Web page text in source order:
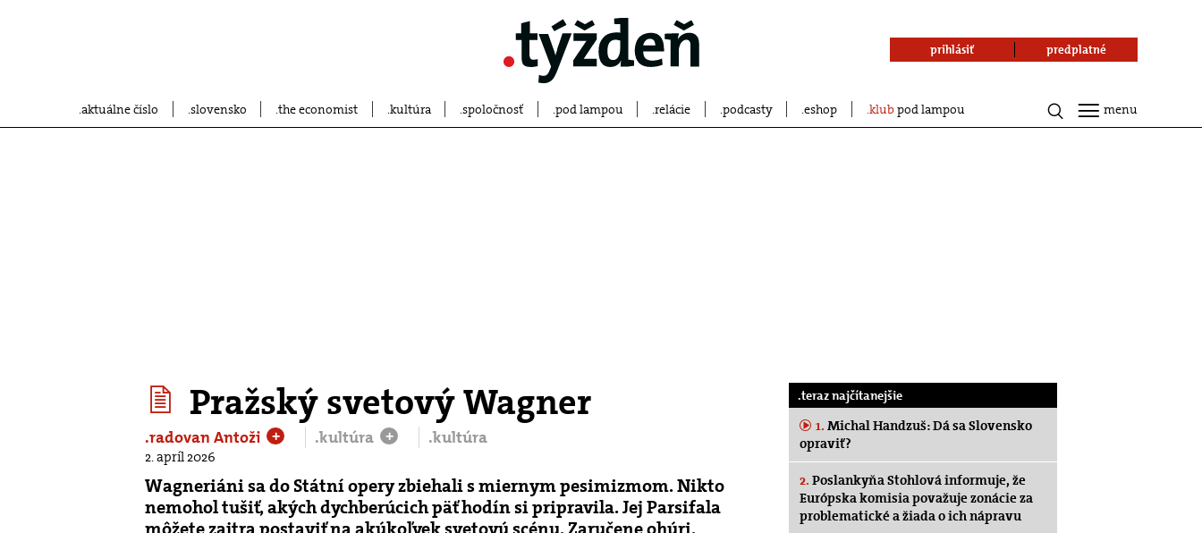
aktuálne číslo slovensko the economist kultúra spoločnosť pod lampou relácie podcasty eshop klubpod lampou
prihlásiť predplatné
menu
Pražský svetový Wagner
.radovan Antoži + .kultúra + .kultúra
2. apríl 2026
Wagneriáni sa do Státní opery zbiehali s miernym pesimizmom. Nikto
nemohol tušiť, akých dychberúcich päť hodín si pripravila. Jej Parsifala
.teraz najčítanejšie
1. Michal Handzuš: Dá sa Slovensko
opraviť?
2. Poslankyňa Stohlová informuje, že
Európska komisia považuje zonácie za
problematické a žiada o ich nápravu